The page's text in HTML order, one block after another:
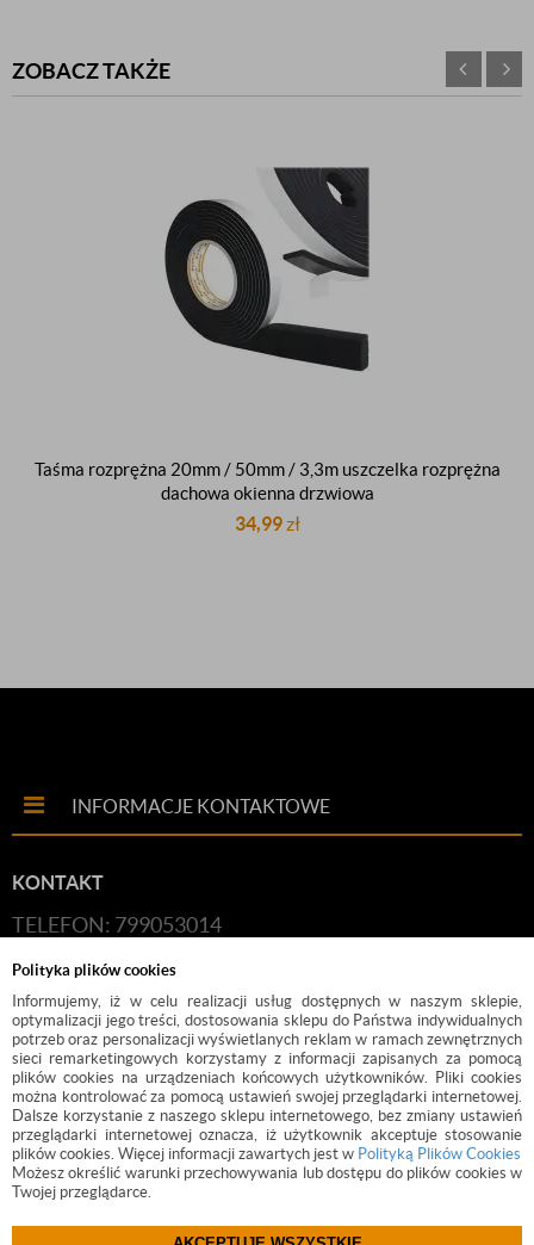
Polityka plików cookies
Informujemy, iż w celu realizacji usług dostępnych w naszym sklepie,
optymalizacji jego treści, dostosowania sklepu do Państwa indywidualnych
potrzeb oraz personalizacji wyświetlanych reklam w ramach zewnętrznych
sieci remarketingowych korzystamy z informacji zapisanych za pomocą
plików cookies na urządzeniach końcowych użytkowników. Pliki cookies
można kontrolować za pomocą ustawień swojej przeglądarki internetowej.
Dalsze korzystanie z naszego sklepu internetowego, bez zmiany ustawień
przeglądarki internetowej oznacza, iż użytkownik akceptuje stosowanie
plików cookies. Więcej informacji zawartych jest w Polityką Plików Cookies
Możesz określić warunki przechowywania lub dostępu do plików cookies w
Twojej przeglądarce.
ZOBACZ TAKŻE
Taśma rozprężna 20mm / 50mm / 3,3m uszczelka rozprężna
dachowa okienna drzwiowa
34,99zł
INFORMACJE KONTAKTOWE
KONTAKT
TELEFON: 799053014
E-MAIL:HANDLOWY@BUDFIX.PL
GODZINY PRACY: 8:00-16:00 (PONIEDZIAŁEK-
PIĄTEK)
DANE FIRMY: BUDFIX JOANNA JÓŹWICKA, UL.
KOŚCIUSZKI 2, 05-140, SEROCK, NIP: 118-189-85-82